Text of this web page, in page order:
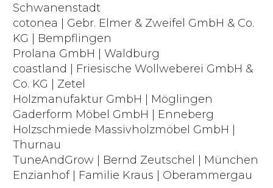
Schwanenstadt
cotonea | Gebr. Elmer & Zweifel GmbH & Co.
KG | Bempflingen
Prolana GmbH | Waldburg
coastland | Friesische Wollweberei GmbH &
Co. KG | Zetel
Holzmanufaktur GmbH | Möglingen
Gaderform Möbel GmbH | Enneberg
Holzschmiede Massivholzmöbel GmbH |
Thurnau
TuneAndGrow | Bernd Zeutschel | München
Enzianhof | Familie Kraus | Oberammergau